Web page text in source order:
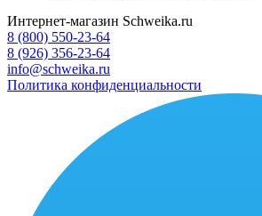
Интернет-магазин Schweika.ru
8 (800) 550-23-64
8 (926) 356-23-64
info@schweika.ru
Политика конфиденциальности